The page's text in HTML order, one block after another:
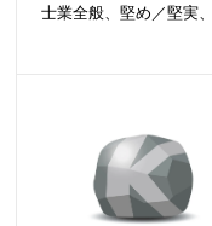
士業全般、堅め／堅実